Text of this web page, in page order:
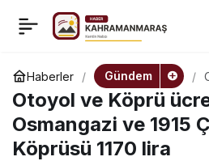
Haberler Gündem
Otoyol ve Köprü
Osmangazi ve 1915
Köprüsü 1170 lira
Norveç, Fildişi Sahili’ni
eledi; son 16’da
Brezilya’nın rakibi oldu